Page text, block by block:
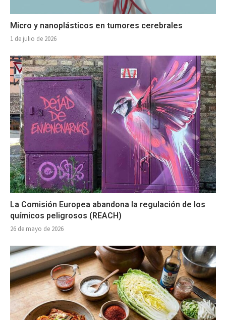
Micro y nanoplásticos en tumores cerebrales
1 de julio de 2026
La Comisión Europea abandona la regulación de los
químicos peligrosos (REACH)
26 de mayo de 2026